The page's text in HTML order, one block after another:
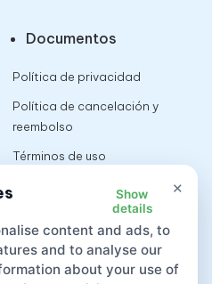
Documentos
Política de privacidad
Política de cancelación y
reembolso
Términos de uso
×
Show
details
content and ads, to
and to analyse our
about your use of